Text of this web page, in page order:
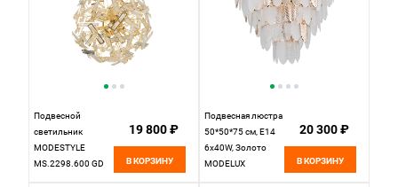
Подвесной
светильник
MODESTYLE
MS.2298.600 GD
19 800 ₽
В КОРЗИНУ
Подвесная люстра
50*50*75 см, Е14
6x40W, Золото
MODELUX
20 300 ₽
В КОРЗИНУ